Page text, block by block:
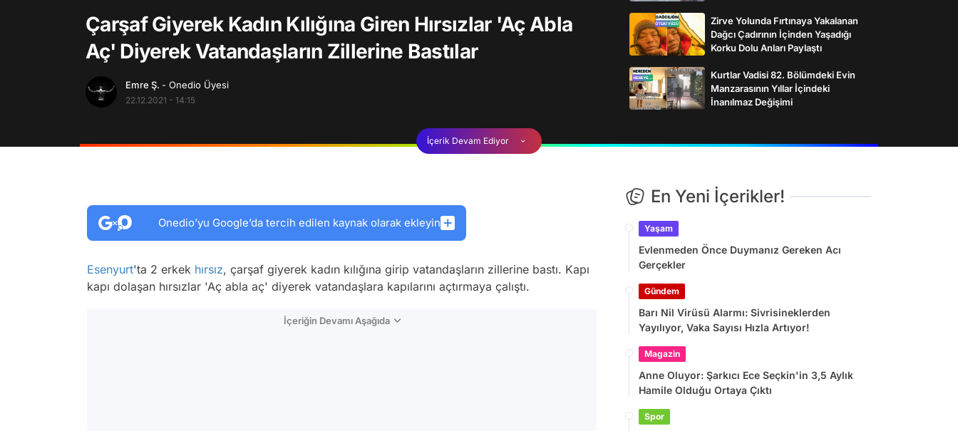
Çarşaf Giyerek Kadın Kılığına Giren Hırsızlar 'Aç Abla
Aç' Diyerek Vatandaşların Zillerine Bastılar
Emre Ş. - Onedio Üyesi
22.12.2021 - 14:15
Zirve Yolunda Fırtınaya Yakalanan
Dağcı Çadırının İçinden Yaşadığı
Korku Dolu Anları Paylaştı
Kurtlar Vadisi 82. Bölümdeki Evin
Manzarasının Yıllar İçindeki
İnanılmaz Değişimi
İçerik Devam Ediyor
Onedio’yu Google’da tercih edilen kaynak olarak ekleyin
Esenyurt'ta 2 erkek hırsız, çarşaf giyerek kadın kılığına girip vatandaşların zillerine bastı. Kapı
kapı dolaşan hırsızlar 'Aç abla aç' diyerek vatandaşlara kapılarını açtırmaya çalıştı.
İçeriğin Devamı Aşağıda
En Yeni İçerikler!
Yaşam
Evlenmeden Önce Duymanız Gereken Acı
Gerçekler
Gündem
Barı Nil Virüsü Alarmı: Sivrisineklerden
Yayılıyor, Vaka Sayısı Hızla Artıyor!
Magazin
Anne Oluyor: Şarkıcı Ece Seçkin'in 3,5 Aylık
Hamile Olduğu Ortaya Çıktı
Spor